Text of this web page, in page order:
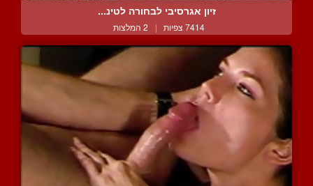
זיון אגרסיבי לבחורה לטינ...
7414 צפיות | 2 המלצות